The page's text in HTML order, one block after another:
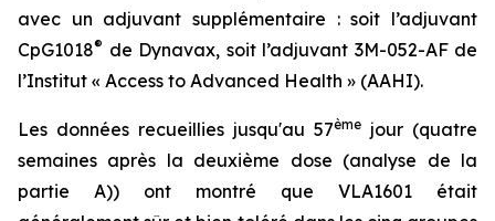
avec un adjuvant supplémentaire : soit l’adjuvant
CpG1018® de Dynavax, soit l’adjuvant 3M-052-AF de
l’Institut « Access to Advanced Health » (AAHI).
Les données recueillies jusqu'au 57ème jour (quatre
semaines après la deuxième dose (analyse de la
partie A)) ont montré que VLA1601 était